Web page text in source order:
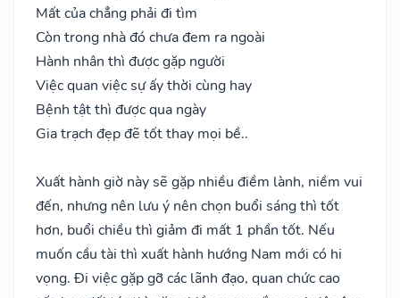
Mất của chẳng phải đi tìm
Còn trong nhà đó chưa đem ra ngoài
Hành nhân thì được gặp người
Việc quan việc sự ấy thời cùng hay
Bệnh tật thì được qua ngày
Gia trạch đẹp đẽ tốt thay mọi bề..
Xuất hành giờ này sẽ gặp nhiều điềm lành, niềm vui
đến, nhưng nên lưu ý nên chọn buổi sáng thì tốt
hơn, buổi chiều thì giảm đi mất 1 phần tốt. Nếu
muốn cầu tài thì xuất hành hướng Nam mới có hi
vọng. Đi việc gặp gỡ các lãnh đạo, quan chức cao